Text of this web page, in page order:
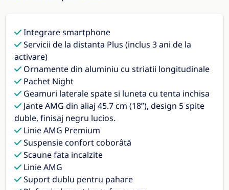
Integrare smartphone
Servicii de la distanta Plus (inclus 3 ani de la
activare)
Ornamente din aluminiu cu striatii longitudinale
Pachet Night
Geamuri laterale spate si luneta cu tenta inchisa
Jante AMG din aliaj 45.7 cm (18”), design 5 spite
duble, finisaj negru lucios.
Linie AMG Premium
Suspensie confort coborâtă
Scaune fata incalzite
Linie AMG
Suport dublu pentru pahare